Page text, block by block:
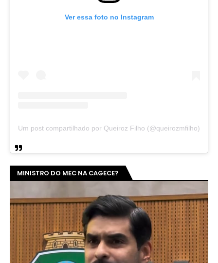
Ver essa foto no Instagram
Um post compartilhado por Queiroz Filho (@queirozmfilho)
MINISTRO DO MEC NA CAGECE?